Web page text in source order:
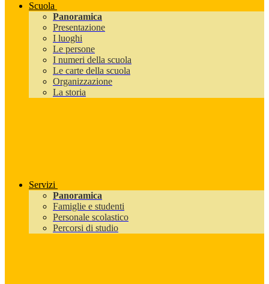
Scuola
Panoramica
Presentazione
I luoghi
Le persone
I numeri della scuola
Le carte della scuola
Organizzazione
La storia
Servizi
Panoramica
Famiglie e studenti
Personale scolastico
Percorsi di studio